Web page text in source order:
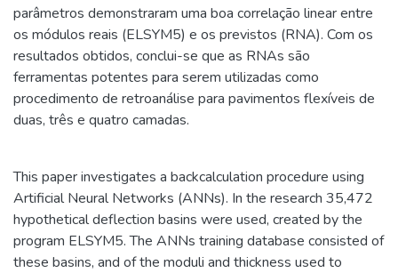
parâmetros demonstraram uma boa correlação linear entre
os módulos reais (ELSYM5) e os previstos (RNA). Com os
resultados obtidos, conclui-se que as RNAs são
ferramentas potentes para serem utilizadas como
procedimento de retroanálise para pavimentos flexíveis de
duas, três e quatro camadas.
This paper investigates a backcalculation procedure using
Artificial Neural Networks (ANNs). In the research 35,472
hypothetical deflection basins were used, created by the
program ELSYM5. The ANNs training database consisted of
these basins, and of the moduli and thickness used to